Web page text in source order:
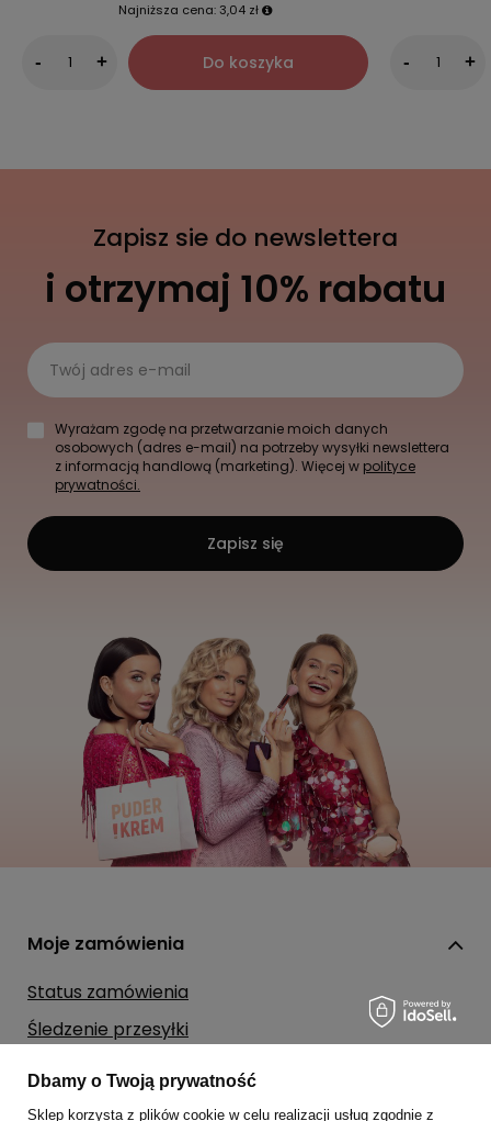
Najniższa cena: 3,04 zł
- + Do koszyka - +
Zapisz sie do newslettera
i otrzymaj 10% rabatu
Twój adres e-mail
Wyrażam zgodę na przetwarzanie moich danych
osobowych (adres e-mail) na potrzeby wysyłki newslettera
z informacją handlową (marketing). Więcej w polityce
prywatności.
Zapisz się
Moje zamówienia
Status zamówienia
Śledzenie przesyłki
Chcę zareklamować produkt
Chcę zwrócić produkt
Dbamy o Twoją prywatność
Sklep korzysta z plików cookie w celu realizacji usług zgodnie z